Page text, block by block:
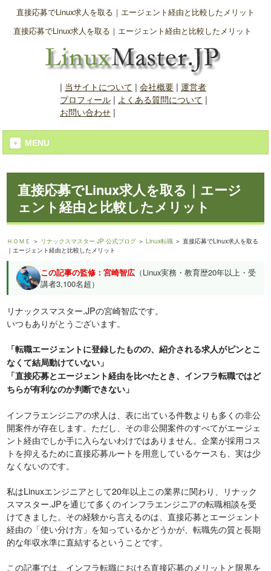
直接応募でLinux求人を取る｜エージェント経由と比較したメリット
直接応募でLinux求人を取る｜エージェント経由と比較したメリット
| 当サイトについて | 会社概要| 運営者
プロフィール| よくある質問について |
お問い合わせ|
MENU
直接応募でLinux求人を取る｜エージ
ェント経由と比較したメリット
ＨＯＭＥ ＞ リナックスマスター.JP 公式ブログ ＞Linux転職 ＞ 直接応募でLinux求人を取る
｜エージェント経由と比較したメリット
この記事の監修：宮崎智広 （Linux実務・教育歴20年以上・受
講者3,100名超）
リナックスマスター.JPの宮崎智広です。
いつもありがとうございます。
「転職エージェントに登録したものの、紹介される求人がピンとこ
なくて結局動けていない」
「直接応募とエージェント経由を比べたとき、インフラ転職ではど
ちらが有利なのか判断できない」
インフラエンジニアの求人は、表に出ている件数よりも多くの非公
開案件が存在します。ただし、その非公開案件のすべてがエージェ
ント経由でしか手に入らないわけではありません。企業が採用コス
トを抑えるために直接応募ルートを用意しているケースも、実は少
なくないのです。
私はLinuxエンジニアとして20年以上この業界に関わり、リナック
スマスター.JPを通じて多くのインフラエンジニアの転職相談を受
けてきました。その経験から言えるのは、直接応募とエージェント
経由の「使い分け方」を知っているかどうかが、転職先の質と長期
的な年収水準に直結するということです。
この記事では、インフラ転職における直接応募のメリットと限界を